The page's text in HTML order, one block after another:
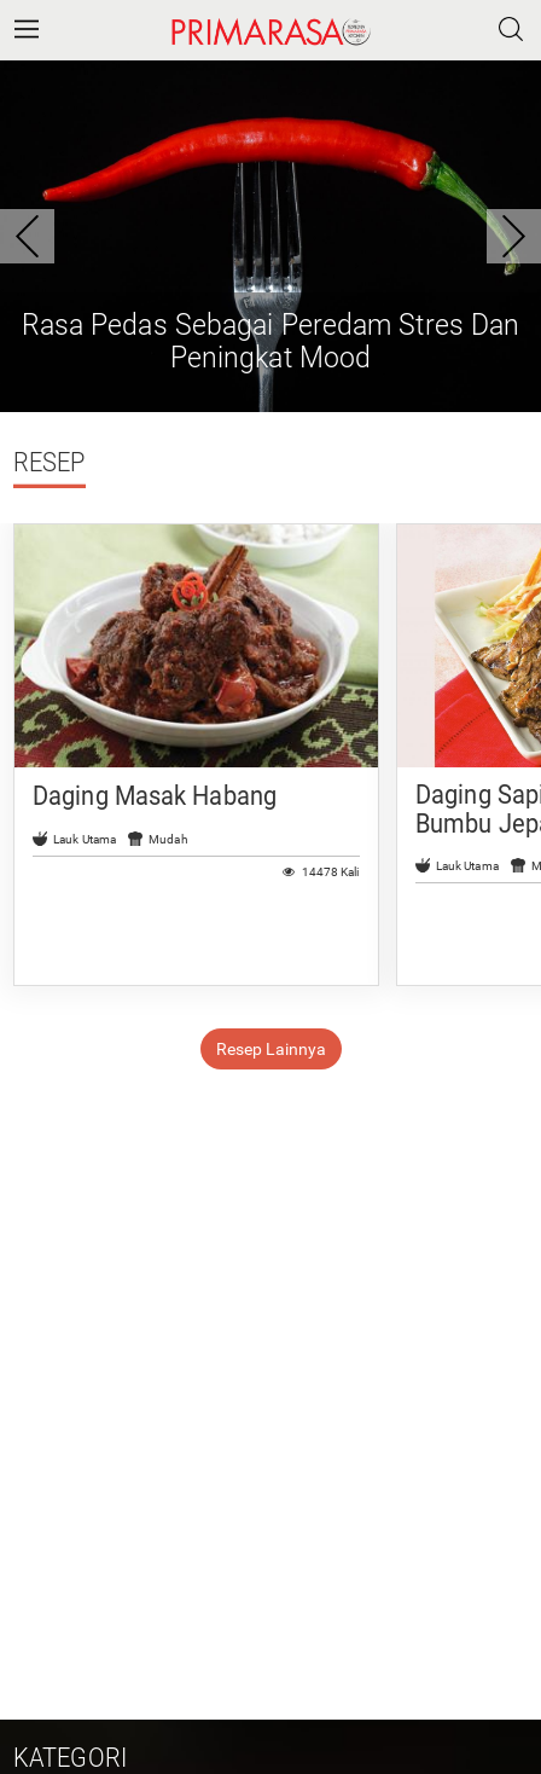
Rasa Pedas Sebagai Peredam Stres Dan
Peningkat Mood
RESEP
Daging Masak Habang
Lauk Utama Mudah
14478 Kali
Daging
Bumbu
Lauk Utama
Resep Lainnya
KATEGORI